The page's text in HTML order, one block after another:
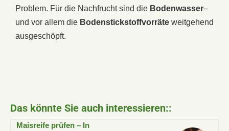
Problem. Für die Nachfrucht sind die Bodenwasser–
und vor allem die Bodenstickstoffvorräte weitgehend
ausgeschöpft.
Das könnte Sie auch interessieren::
Maisreife prüfen – In